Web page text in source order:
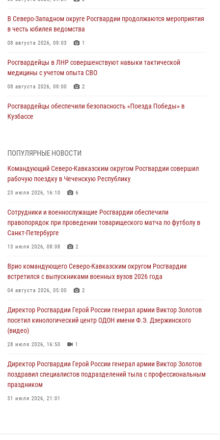
В Северо-Западном округе Росгвардии продолжаются мероприятия
в честь юбилея ведомства
08 августа 2026, 09:03 1
Росгвардейцы в ЛНР совершенствуют навыки тактической
медицины с учетом опыта СВО
08 августа 2026, 09:00 2
Росгвардейцы обеспечили безопасность «Поезда Победы» в
Кузбассе
Военнослужащие Софринской бригады Росгвардии встретились с
дорогой к Победе в СВО» (видео)
08 августа 2026, 07:00
настольному теннису ко Дню физкультурника
08 августа 2026, 07:00
ОМОН «Ойрат» Управления Росгвардии по Республике Калмыкия
08 августа 2026, 07:00
В Москве росгвардейцы оказали помощь медикам и девушке с
08 августа 2026, 06:32 1
ПОПУЛЯРНЫЕ НОВОСТИ
Командующий Северо-Кавказским округом Росгвардии совершил
рабочую поездку в Чеченскую Республику
23 июля 2026, 16:10 6
Сотрудники и военнослужащие Росгвардии обеспечили
правопорядок при проведении товарищеского матча по футболу в
Санкт-Петербурге
13 июля 2026, 08:08 2
Врио командующего Северо-Кавказским округом Росгвардии
встретился с выпускниками военных вузов 2026 года
04 августа 2026, 05:00 2
Директор Росгвардии Герой России генерал армии Виктор Золотов
посетил кинологический центр ОДОН имени Ф.Э. Дзержинского
(видео)
28 июля 2026, 16:50 1
Директор Росгвардии Герой России генерал армии Виктор Золотов
поздравил специалистов подразделений тыла с профессиональным
праздником
31 июля 2026, 21:01